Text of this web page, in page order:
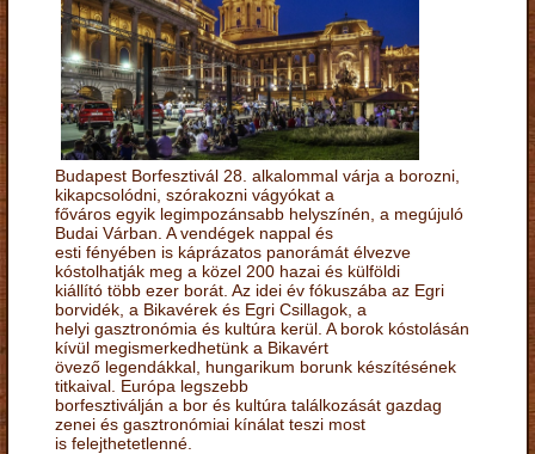
Budapest Borfesztivál 28. alkalommal várja a borozni,
kikapcsolódni, szórakozni vágyókat a
főváros egyik legimpozánsabb helyszínén, a megújuló
Budai Várban. A vendégek nappal és
esti fényében is káprázatos panorámát élvezve
kóstolhatják meg a közel 200 hazai és külföldi
kiállító több ezer borát. Az idei év fókuszába az Egri
borvidék, a Bikavérek és Egri Csillagok, a
helyi gasztronómia és kultúra kerül. A borok kóstolásán
kívül megismerkedhetünk a Bikavért
övező legendákkal, hungarikum borunk készítésének
titkaival. Európa legszebb
borfesztiválján a bor és kultúra találkozását gazdag
zenei és gasztronómiai kínálat teszi most
is felejthetetlenné.